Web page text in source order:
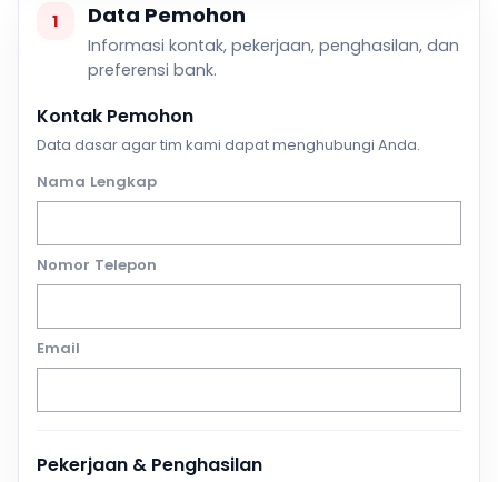
1 Data Pemohon
Informasi kontak, pekerjaan, penghasilan, dan
preferensi bank.
Kontak Pemohon
Data dasar agar tim kami dapat menghubungi Anda.
Nama Lengkap
Nomor Telepon
Email
Pekerjaan & Penghasilan